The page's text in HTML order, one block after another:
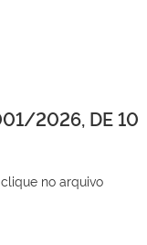
2026, DE 10
no arquivo